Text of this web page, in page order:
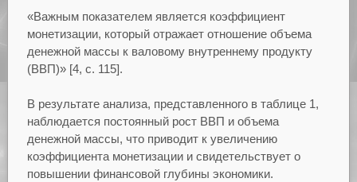
«Важным показателем является коэффициент
монетизации, который отражает отношение объема
денежной массы к валовому внутреннему продукту
(ВВП)» [4, с. 115].
В результате анализа, представленного в таблице 1,
наблюдается постоянный рост ВВП и объема
денежной массы, что приводит к увеличению
коэффициента монетизации и свидетельствует о
повышении финансовой глубины экономики.